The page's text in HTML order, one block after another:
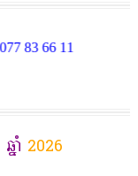
ឆ្នាំ 2026